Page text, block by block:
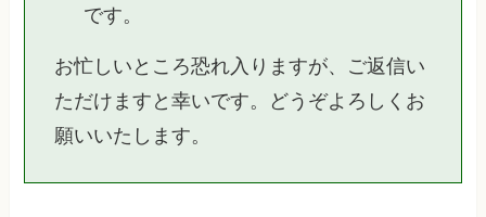
です。
お忙しいところ恐れ入りますが、ご返信い
ただけますと幸いです。どうぞよろしくお
願いいたします。